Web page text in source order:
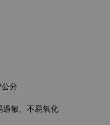
公分
過敏、不易氧化